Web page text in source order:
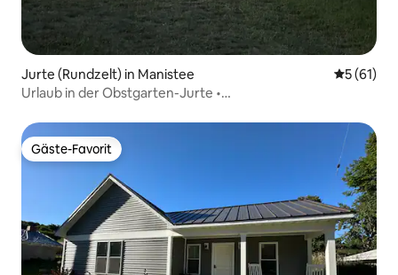
Jurte (Rundzelt) in Manistee
5 (61)
Urlaub in der Obstgarten-Jurte •
Gäste-Favorit
Gäste-Favorit